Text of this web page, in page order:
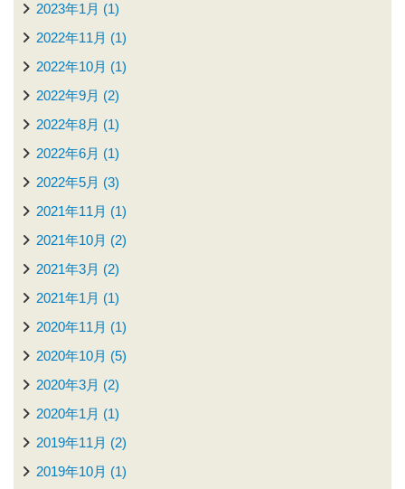
2023年1月 (1)
2022年11月 (1)
2022年10月 (1)
2022年9月 (2)
2022年8月 (1)
2022年6月 (1)
2022年5月 (3)
2021年11月 (1)
2021年10月 (2)
2021年3月 (2)
2021年1月 (1)
2020年11月 (1)
2020年10月 (5)
2020年3月 (2)
2020年1月 (1)
2019年11月 (2)
2019年10月 (1)